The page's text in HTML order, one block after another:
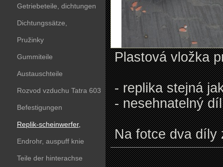
Getriebeteile, dichtungen
Dichtungssätze,
dichtungskörper
Pružinky
Gummiteile
Austauschteile
Rozvod vzduchu Tatra 603
Befestigungen
Replik-scheinwerfer,
kunststoffteile
Endrohr, auspuff knie
Teile der hinterachse
Plastová vložka
- replika stejná
- nesehnatelný díl
Na fotce dva díly